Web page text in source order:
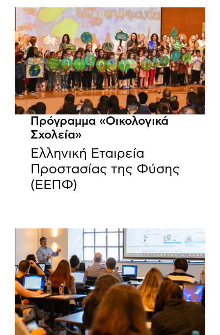
Πρόγραμμα «Οικολογικά
Σχολεία»
Ελληνική Εταιρεία
Προστασίας της Φύσης
(ΕΕΠΦ)